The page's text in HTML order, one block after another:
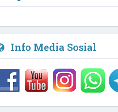
NIPD :
Info Media Sosial